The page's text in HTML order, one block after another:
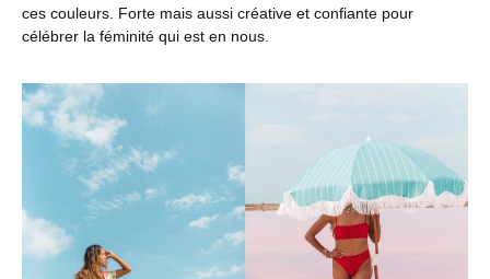
ces couleurs. Forte mais aussi créative et confiante pour
célébrer la féminité qui est en nous.